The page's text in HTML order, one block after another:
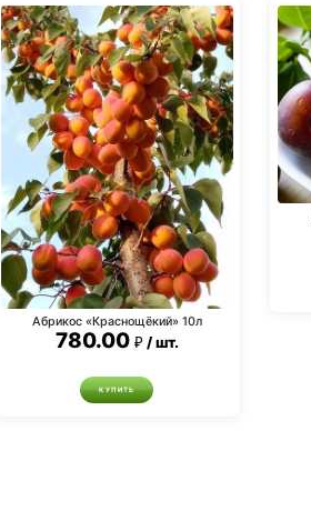
Абрикос «Краснощёкий» 10л
780.00 шт.
КУПИТЬ